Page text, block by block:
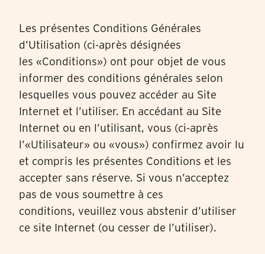
Les présentes Conditions Générales
d’Utilisation (ci-après désignées
les «Conditions») ont pour objet de vous
informer des conditions générales selon
lesquelles vous pouvez accéder au Site
Internet et l’utiliser. En accédant au Site
Internet ou en l’utilisant, vous (ci-après
l’«Utilisateur» ou «vous») confirmez avoir lu
et compris les présentes Conditions et les
accepter sans réserve. Si vous n’acceptez
pas de vous soumettre à ces
conditions, veuillez vous abstenir d’utiliser
ce site Internet (ou cesser de l’utiliser).
mesure que celles de la Suisse et/ou de l’UE/EEE.
En sélectionnant « Tout autoriser et continuer », vous
acceptez l’utilisation de tous les cookies. En cliquant sur le
bouton « Confirmer ma sélection », vous acceptez
uniquement les catégories que vous avez sélectionnées.
Vous pouvez modifier les paramètres des cookies depuis le
lien situé au bas de la page « Directives relatives à la
protection des données ». Vous trouverez plus de détails
dans nosDirectives relatives à la protection des données